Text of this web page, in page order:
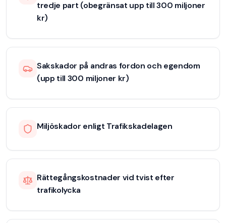
tredje part (obegränsat upp till 300 miljoner
kr)
Sakskador på andras fordon och egendom
(upp till 300 miljoner kr)
Miljöskador enligt Trafikskadelagen
Rättegångskostnader vid tvist efter
trafikolycka